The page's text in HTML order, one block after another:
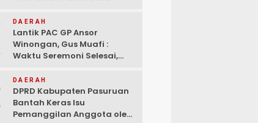
DAERAH
Lantik PAC GP Ansor
Winongan, Gus Muafi :
Waktu Seremoni Selesai,
DAERAH
DPRD Kabupaten Pasuruan
Bantah Keras Isu
Pemanggilan Anggota oleh